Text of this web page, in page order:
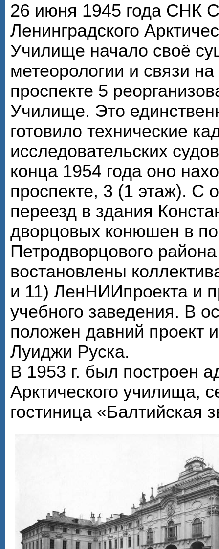
26 июня 1945 года СНК
Ленинградского
Училище начало своё
метеорологии и связи
проспекте 5
Училище. Это
готовило технические
исследовательских
конца 1954 года оно
проспекте, 3 (1 этаж). С
переезд в здания
дворцовых конюшен в
Петродворцового
востановлены
и 11) ЛенНИИпроекта и
учебного заведения. В
положен давний проект
Луиджи Руска.
В 1953 г. был построен
Арктического училища,
гостиница «Балтийская